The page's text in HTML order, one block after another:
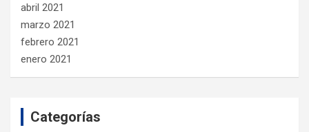
abril 2021
marzo 2021
febrero 2021
enero 2021
Categorías